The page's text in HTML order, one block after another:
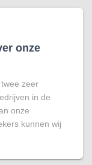
onze
zeer
in de
onze
kunnen wij